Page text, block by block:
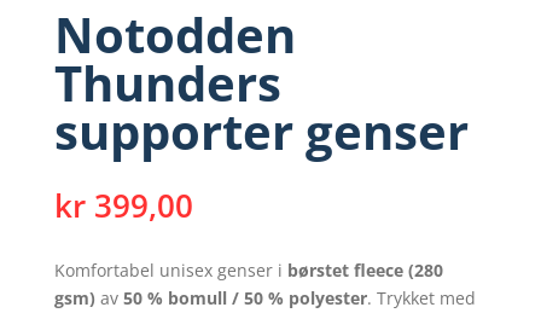
Notodden
Thunders
supporter genser
kr399,00
Komfortabel unisex genser i børstet fleece (280
gsm) av 50 % bomull / 50 % polyester. Trykket med